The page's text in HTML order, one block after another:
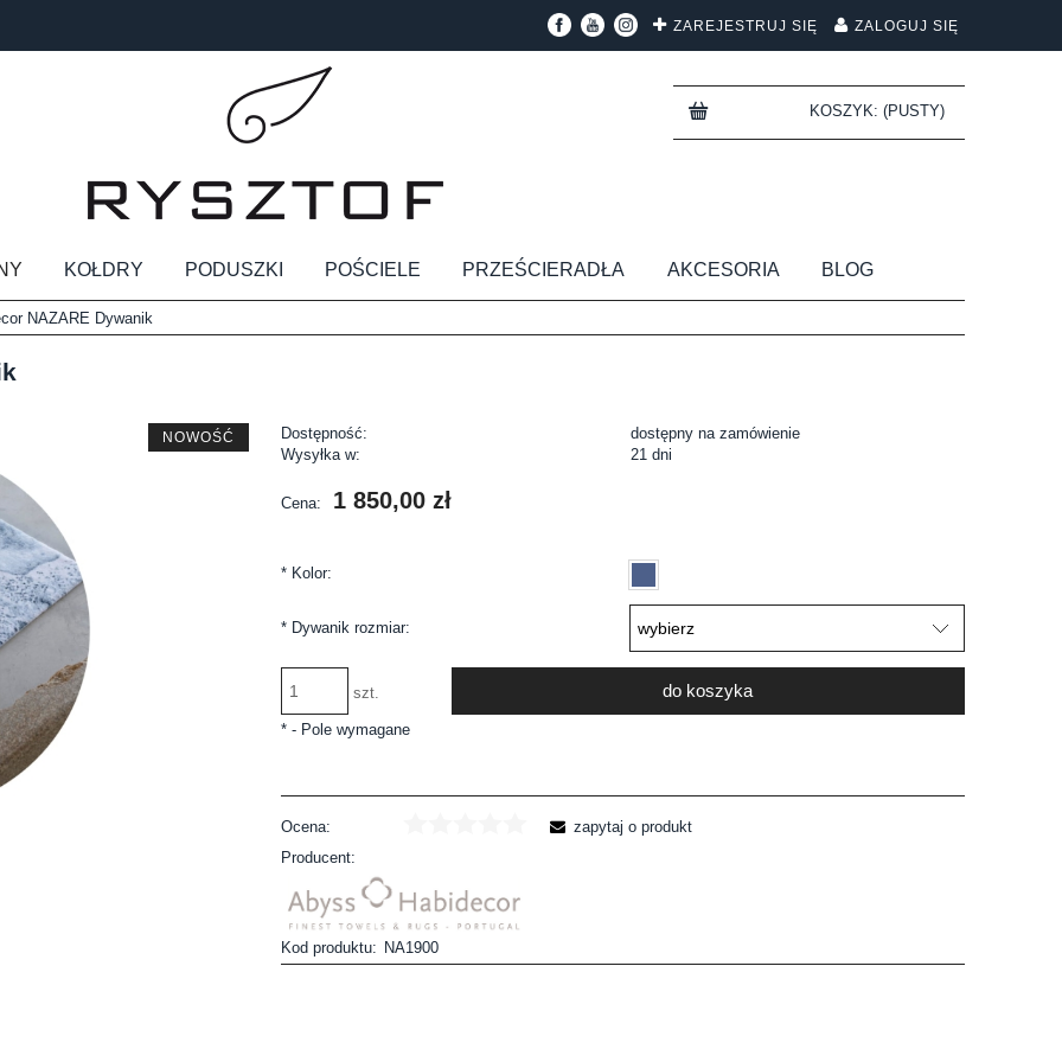
ZAREJESTRUJ SIĘ ZALOGUJ SIĘ
KOSZYK: (PUSTY)
KOŁDRY PODUSZKI POŚCIELE PRZEŚCIERADŁA AKCESORIA BLOG
NAZARE Dywanik
NOWOŚĆ Dostępność:
dostępny na zamówienie
Wysyłka w:
21 dni
Cena: 1 850,00 zł
*Kolor:
*Dywanik rozmiar:
szt. do koszyka
*- Pole wymagane
Ocena:
Producent:
Kod produktu: NA1900
zapytaj o produkt